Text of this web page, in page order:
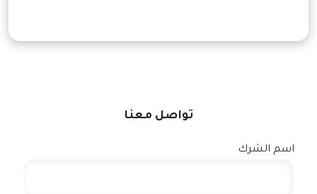
تواصل معنا
اسم الشرك